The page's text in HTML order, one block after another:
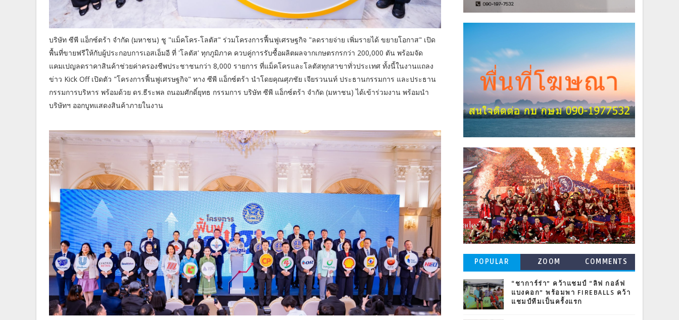
บริษัท ซีพี แอ็กซ์ตร้า จำกัด (มหาชน) ชู "แม็คโคร-โลตัส" ร่วมโครงการฟื้นฟูเศรษฐกิจ "ลดรายจ่าย เพิ่มรายได้ ขยายโอกาส" เปิด
พื้นที่ขายฟรีให้กับผู้ประกอบการเอสเอ็มอี ที่ 'โลตัส' ทุกภูมิภาค ควบคู่การรับซื้อผลิตผลจากเกษตรกรกว่า 200,000 ตัน พร้อมจัด
แคมเปญลดราคาสินค้าช่วยค่าครองชีพประชาชนกว่า 8,000 รายการ ที่แม็คโครและโลตัสทุกสาขาทั่วประเทศ ทั้งนี้ในงานแถลง
ข่าว Kick Off เปิดตัว "โครงการฟื้นฟูเศรษฐกิจ" ทาง ซีพี แอ็กซ์ตร้า นำโดยคุณศุภชัย เจียรวนนท์ ประธานกรรมการ และประธาน
กรรมการบริหาร พร้อมด้วย ดร.ธีระพล ถนอมศักดิ์ยุทธ กรรมการ บริษัท ซีพี แอ็กซ์ตร้า จำกัด (มหาชน) ได้เข้าร่วมงาน พร้อมนำ
บริษัทฯ ออกบูทแสดงสินค้าภายในงาน
POPULAR
POSTS
ZOOM COMMENTS
“ชาการ์ร่า” คว้าแชมป์ “ลิฟ กอล์ฟ
แบงคอก” พร้อมพา FIREBALLS คว้า
แชมป์ทีมเป็นครั้งแรก